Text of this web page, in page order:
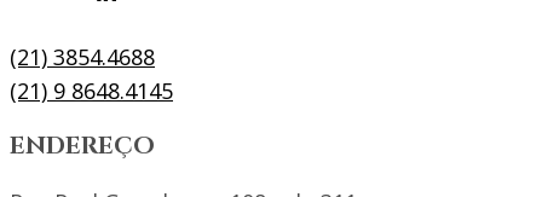
(21) 3854.4688
(21) 9 8648.4145
ENDEREÇO